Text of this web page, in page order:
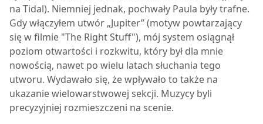
na Tidal). Niemniej jednak, pochwały Paula były trafne.
Gdy włączyłem utwór „Jupiter” (motyw powtarzający
się w filmie "The Right Stuff"), mój system osiągnął
poziom otwartości i rozkwitu, który był dla mnie
nowością, nawet po wielu latach słuchania tego
utworu. Wydawało się, że wpływało to także na
ukazanie wielowarstwowej sekcji. Muzycy byli
precyzyjniej rozmieszczeni na scenie.